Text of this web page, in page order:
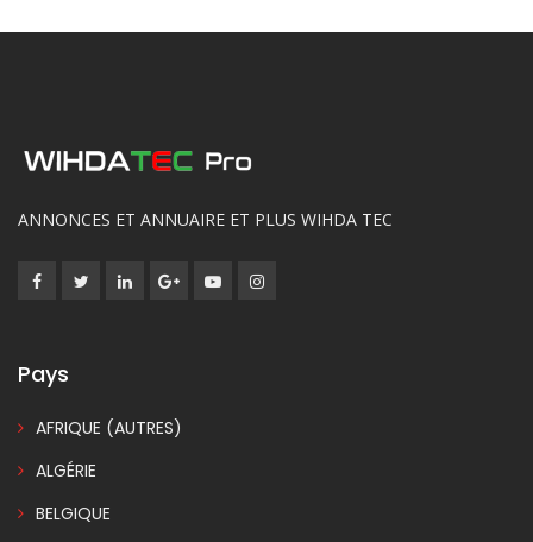
ANNONCES ET ANNUAIRE ET PLUS WIHDA TEC
Pays
AFRIQUE (AUTRES)
ALGÉRIE
BELGIQUE